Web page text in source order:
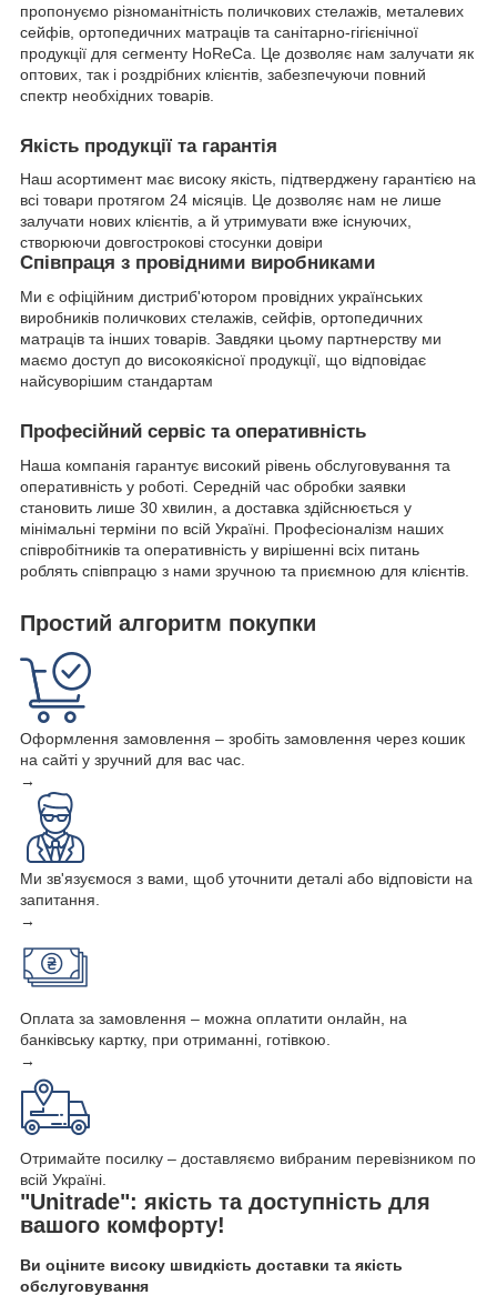
пропонуємо різноманітність поличкових стелажів, металевих
сейфів, ортопедичних матраців та санітарно-гігієнічної
продукції для сегменту HoReCa. Це дозволяє нам залучати як
оптових, так і роздрібних клієнтів, забезпечуючи повний
спектр необхідних товарів.
Якість продукції та гарантія
Наш асортимент має високу якість, підтверджену гарантією на
всі товари протягом 24 місяців. Це дозволяє нам не лише
залучати нових клієнтів, а й утримувати вже існуючих,
створюючи довгострокові стосунки довіри
Співпраця з провідними виробниками
Ми є офіційним дистриб'ютором провідних українських
виробників поличкових стелажів, сейфів, ортопедичних
матраців та інших товарів. Завдяки цьому партнерству ми
маємо доступ до високоякісної продукції, що відповідає
найсуворішим стандартам
Професійний сервіс та оперативність
Наша компанія гарантує високий рівень обслуговування та
оперативність у роботі. Середній час обробки заявки
становить лише 30 хвилин, а доставка здійснюється у
мінімальні терміни по всій Україні. Професіоналізм наших
співробітників та оперативність у вирішенні всіх питань
роблять співпрацю з нами зручною та приємною для клієнтів.
Простий алгоритм покупки
Оформлення замовлення – зробіть замовлення через кошик
на сайті у зручний для вас час.
→
Ми зв'язуємося з вами, щоб уточнити деталі або відповісти на
запитання.
→
Оплата за замовлення – можна оплатити онлайн, на
банківську картку, при отриманні, готівкою.
→
Отримайте посилку – доставляємо вибраним перевізником по
всій Україні.
"Unitrade": якість та доступність для
вашого комфорту!
Ви оціните високу швидкість доставки та якість
обслуговування